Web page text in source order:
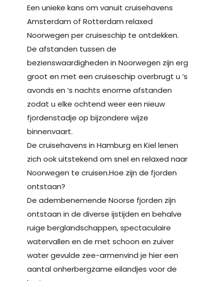
Een unieke kans om vanuit cruisehavens
Amsterdam of Rotterdam relaxed
Noorwegen per cruiseschip te ontdekken.
De afstanden tussen de
bezienswaardigheden in Noorwegen zijn erg
groot en met een cruiseschip overbrugt u ’s
avonds en ’s nachts enorme afstanden
zodat u elke ochtend weer een nieuw
fjordenstadje op bijzondere wijze
binnenvaart.
De cruisehavens in Hamburg en Kiel lenen
zich ook uitstekend om snel en relaxed naar
Noorwegen te cruisen.Hoe zijn de fjorden
ontstaan?
De adembenemende Noorse fjorden zijn
ontstaan in de diverse ijstijden en behalve
ruige berglandschappen, spectaculaire
watervallen en de met schoon en zuiver
water gevulde zee-armenvind je hier een
aantal onherbergzame eilandjes voor de